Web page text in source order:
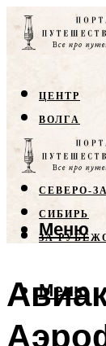
ЦЕНТР
ВОЛГА
КРЫМ
СЕВЕРО-
СИБИРЬ
ЗА
Меню
Меню